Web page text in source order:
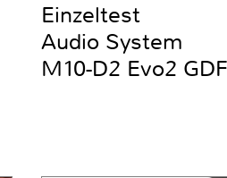
Einzeltest
Audio System
M10-D2 Evo2 GDF